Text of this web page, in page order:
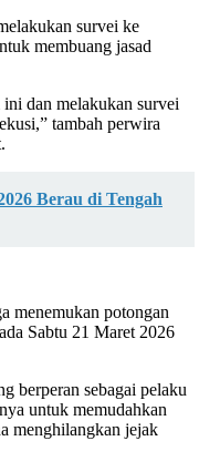
survei ke
membuang jasad
dan melakukan survei
tambah perwira
Berau di Tengah
menemukan potongan
Sabtu 21 Maret 2026
berperan sebagai pelaku
untuk memudahkan
menghilangkan jejak